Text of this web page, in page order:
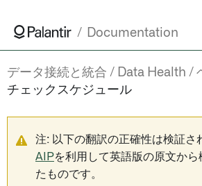
Documentation
データ接続と統合 Data Health
チェックスケジュール
注: 以下の翻訳の正確性は検証さ
AIPを利用して英語版の原文か
たものです。